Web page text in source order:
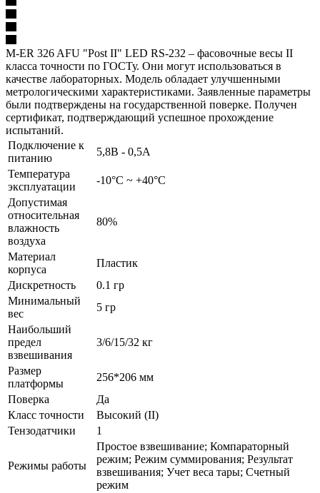
M-ER 326 AFU "Post II" LED RS-232 – фасовочные весы II
класса точности по ГОСТу. Они могут использоваться в
качестве лабораторных. Модель обладает улучшенными
метрологическими характеристиками. Заявленные параметры
были подтверждены на государственной поверке. Получен
сертификат, подтверждающий успешное прохождение
испытаний.
Подключение к
питанию
5,8В - 0,5А
Температура
эксплуатации
-10°C ~ +40°C
Допустимая
относительная
влажность
воздуха
80%
Материал
корпуса
Пластик
Дискретность
0.1 гр
Минимальный
вес
5 гр
Наибольший
предел
взвешивания
3/6/15/32 кг
Размер
платформы
256*206 мм
Поверка
Да
Класс точности
Высокий (II)
Тензодатчики
1
Режимы работы
Простое взвешивание; Компараторный
режим; Режим суммирования; Результат
взвешивания; Учет веса тары; Счетный
режим